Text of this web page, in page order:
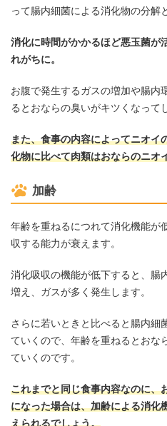
って腸内細菌による消化物の分解
消化に時間がかかるほど悪玉菌が
れがちに。
お腹で発生するガスの増加や腸内
るとおならの臭いがキツくなって
また、食事の内容によってニオイ
化物に比べて肉類はおならのニオ
加齢
年齢を重ねるにつれて消化機能が
収する能力が衰えます。
消化吸収の機能が低下すると、腸
増え、ガスが多く発生します。
さらに若いときと比べると腸内細
ていくので、年齢を重ねるとおな
ていくのです。
これまでと同じ食事内容なのに、
になった場合は、加齢による消化
えられるでしょう。